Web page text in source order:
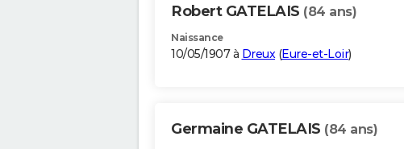
Robert GATELAIS (84 ans)
Naissance
10/05/1907 à Dreux(Eure-et-Loir)
Germaine GATELAIS (84 ans)